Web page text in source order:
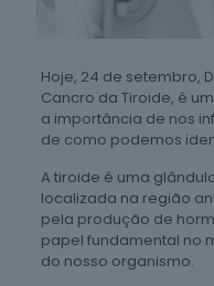
Hoje, 24 de setembro,
Cancro da Tiroide, é
a importância de nos
de como podemos
A tiroide é uma
localizada na região
pela produção de
papel fundamental no
do nosso organismo.